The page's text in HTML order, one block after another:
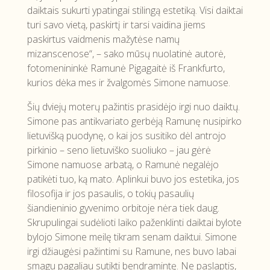
daiktais sukurti ypatingai stilingą estetiką. Visi daiktai
turi savo vietą, paskirtį ir tarsi vaidina jiems
paskirtus vaidmenis mažytėse namų
mizanscenose“, – sako mūsų nuolatinė autorė,
fotomenininkė Ramunė Pigagaitė iš Frankfurto,
kurios dėka mes ir žvalgomės Simone namuose.
Šių dviejų moterų pažintis prasidėjo irgi nuo daiktų.
Simone pas antikvariato gerbėją Ramunę nusipirko
lietuvišką puodynę, o kai jos susitiko dėl antrojo
pirkinio – seno lietuviško suoliuko – jau gėrė
Simone namuose arbatą, o Ramunė negalėjo
patikėti tuo, ką mato. Aplinkui buvo jos estetika, jos
filosofija ir jos pasaulis, o tokių pasaulių
šiandieninio gyvenimo orbitoje nėra tiek daug.
Skrupulingai sudėlioti laiko paženklinti daiktai bylote
bylojo Simone meilę tikram senam daiktui. Simone
irgi džiaugėsi pažintimi su Ramune, nes buvo labai
smagu pagaliau sutikti bendramintę. Ne paslaptis,